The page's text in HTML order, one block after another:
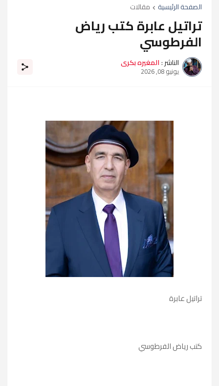
الصفحة الرئيسية مقالات
تراتيل عابرة كتب رياض
الفرطوسي
الناشر :المغيره بكرى
يونيو 08, 2026
تراتيل عابرة
كتب رياض الفرطوسي